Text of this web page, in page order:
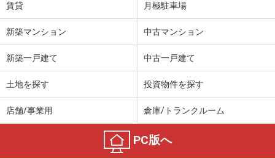
賃貸 月極駐車場
新築マンション 中古マンション
新築一戸建て 中古一戸建て
土地を探す 投資物件を探す
店舗/事業用 倉庫/トランクルーム
PC版へ